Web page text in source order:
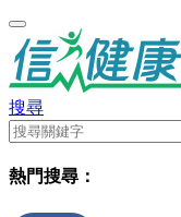
搜尋
熱門搜尋：